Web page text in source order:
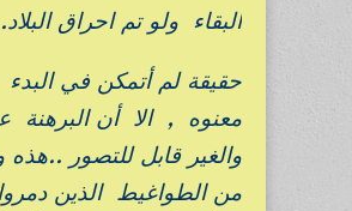
البقاء ولو تم احراق البلاد.
حقيقة لم أتمكن في
معنوه , الا أن البرهنة
والغير قابل للتصور
من الطواغيط الذين